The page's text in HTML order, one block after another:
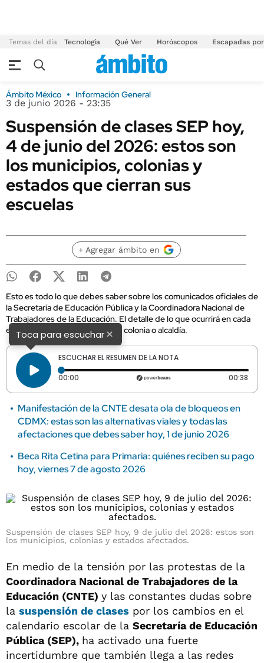
Temas del día Tecnología Qué Ver Horóscopos Escapadas
Ámbito México Información General
3 de junio 2026 - 23:35
Suspensión de clases SEP hoy,
4 de junio del 2026: estos son
los municipios, colonias y
estados que cierran sus
escuelas
+ Agregar ámbito en
Esto es todo lo que debes saber sobre los comunicados oficiales de
la Secretaría de Educación Pública y la Coordinadora Nacional de
Trabajadores de la Educación. El detalle de lo que ocurrirá en cada
entidad federativa, municipio y colonia o alcaldía.
Toca para escuchar×
ESCUCHAR EL RESUMEN DE LA NOTA
00:00 Tiempo transcurrido: 0 segundos 00:38
Manifestación de la CNTE desata ola de bloqueos en
CDMX: estas son las alternativas viales y todas las
afectaciones que debes saber hoy, 1 de junio 2026
Beca Rita Cetina para Primaria: quiénes reciben su pago
hoy, viernes 7 de agosto 2026
Suspensión de clases SEP hoy, 9 de julio del 2026: estos son
los municipios, colonias y estados afectados.
En medio de la tensión por las protestas de la
Coordinadora Nacional de Trabajadores de la
Educación (CNTE) y las constantes dudas sobre
la suspensión de clases por los cambios en el
calendario escolar de la Secretaría de Educación
Pública (SEP), ha activado una fuerte
incertidumbre que también llega a las redes